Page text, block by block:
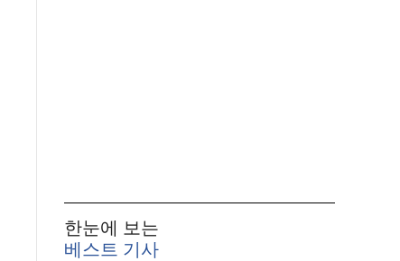
한눈에 보는
베스트 기사